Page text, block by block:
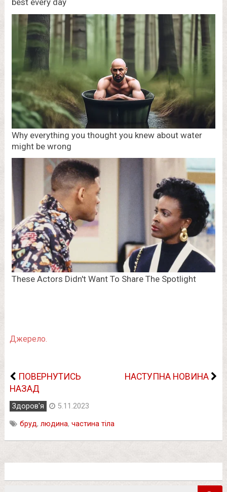
Джерело.
ПОВЕРНУТИСЬ
НАЗАД
НАСТУПНА НОВИНА
Здоров'я 5.11.2023
бруд, людина, частина тіла